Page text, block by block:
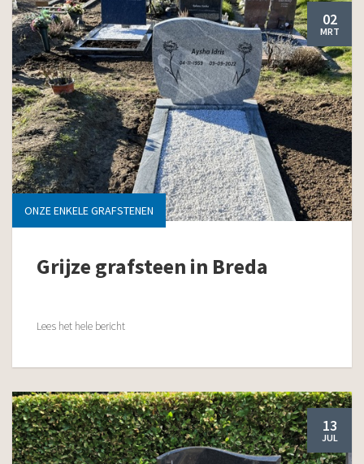
02
MRT
ONZE ENKELE GRAFSTENEN
Grijze grafsteen in Breda
Lees het hele bericht
13
JUL